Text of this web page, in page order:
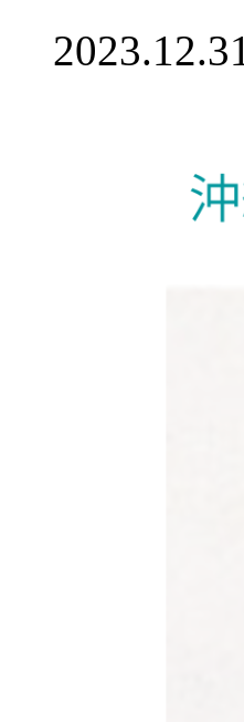
2023.12.31